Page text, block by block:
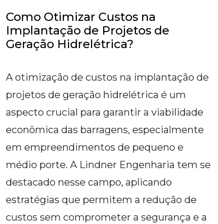
Como Otimizar Custos na
Implantação de Projetos de
Geração Hidrelétrica?
A otimização de custos na implantação de
projetos de geração hidrelétrica é um
aspecto crucial para garantir a viabilidade
econômica das barragens, especialmente
em empreendimentos de pequeno e
médio porte. A Lindner Engenharia tem se
destacado nesse campo, aplicando
estratégias que permitem a redução de
custos sem comprometer a segurança e a